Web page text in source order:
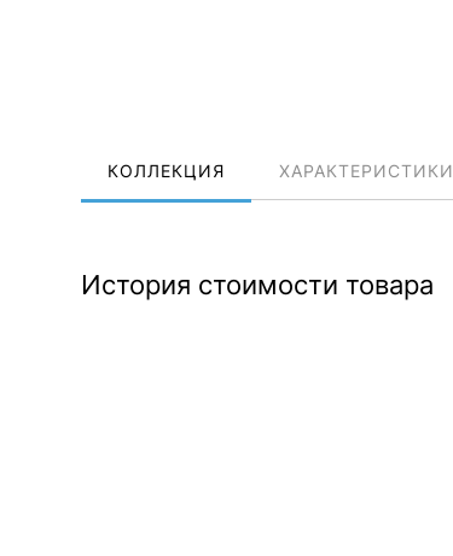
КОЛЛЕКЦИЯ ХАРАКТЕРИСТИКИ
История стоимости товара